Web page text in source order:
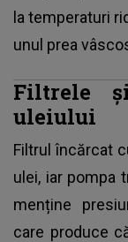
la temperaturi
unul prea
Filtrele
uleiului
Filtrul încărcat
ulei, iar pompa
menține
care produce